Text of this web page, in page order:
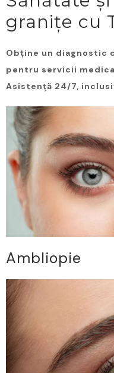
granițe cu
Obține un diagnostic
pentru servicii
Asistență 24/7,
Ambliopie